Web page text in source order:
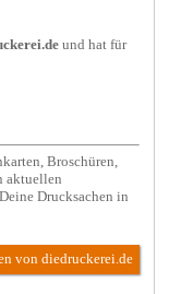
und hat für
Broschüren,
aktuellen
Drucksachen in
von diedruckerei.de